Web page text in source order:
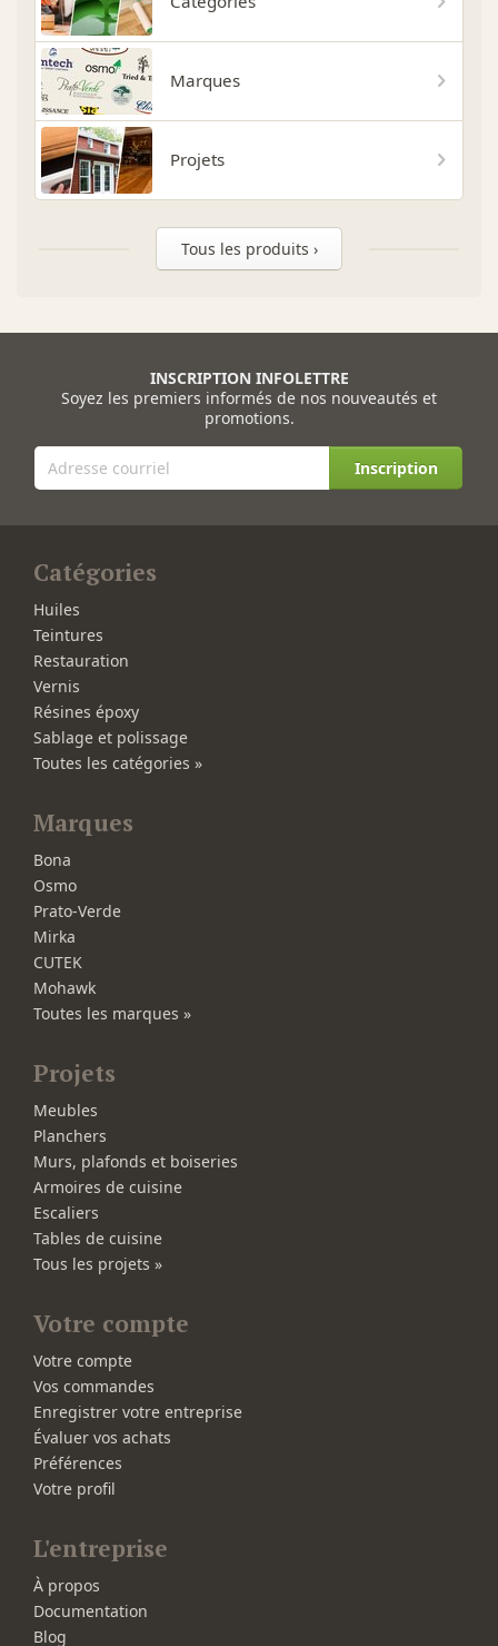
Marques
Projets
Tous les produits ›
INSCRIPTION INFOLETTRE
Soyez les premiers informés de nos nouveautés et
promotions.
Inscription
Catégories
Huiles
Teintures
Restauration
Vernis
Résines époxy
Sablage et polissage
Toutes les catégories »
Marques
Bona
Osmo
Prato-Verde
Mirka
CUTEK
Mohawk
Toutes les marques »
Projets
Meubles
Planchers
Murs, plafonds et boiseries
Armoires de cuisine
Escaliers
Tables de cuisine
Tous les projets »
Votre compte
Votre compte
Vos commandes
Enregistrer votre entreprise
Évaluer vos achats
Préférences
Votre profil
L'entreprise
À propos
Documentation
Blog